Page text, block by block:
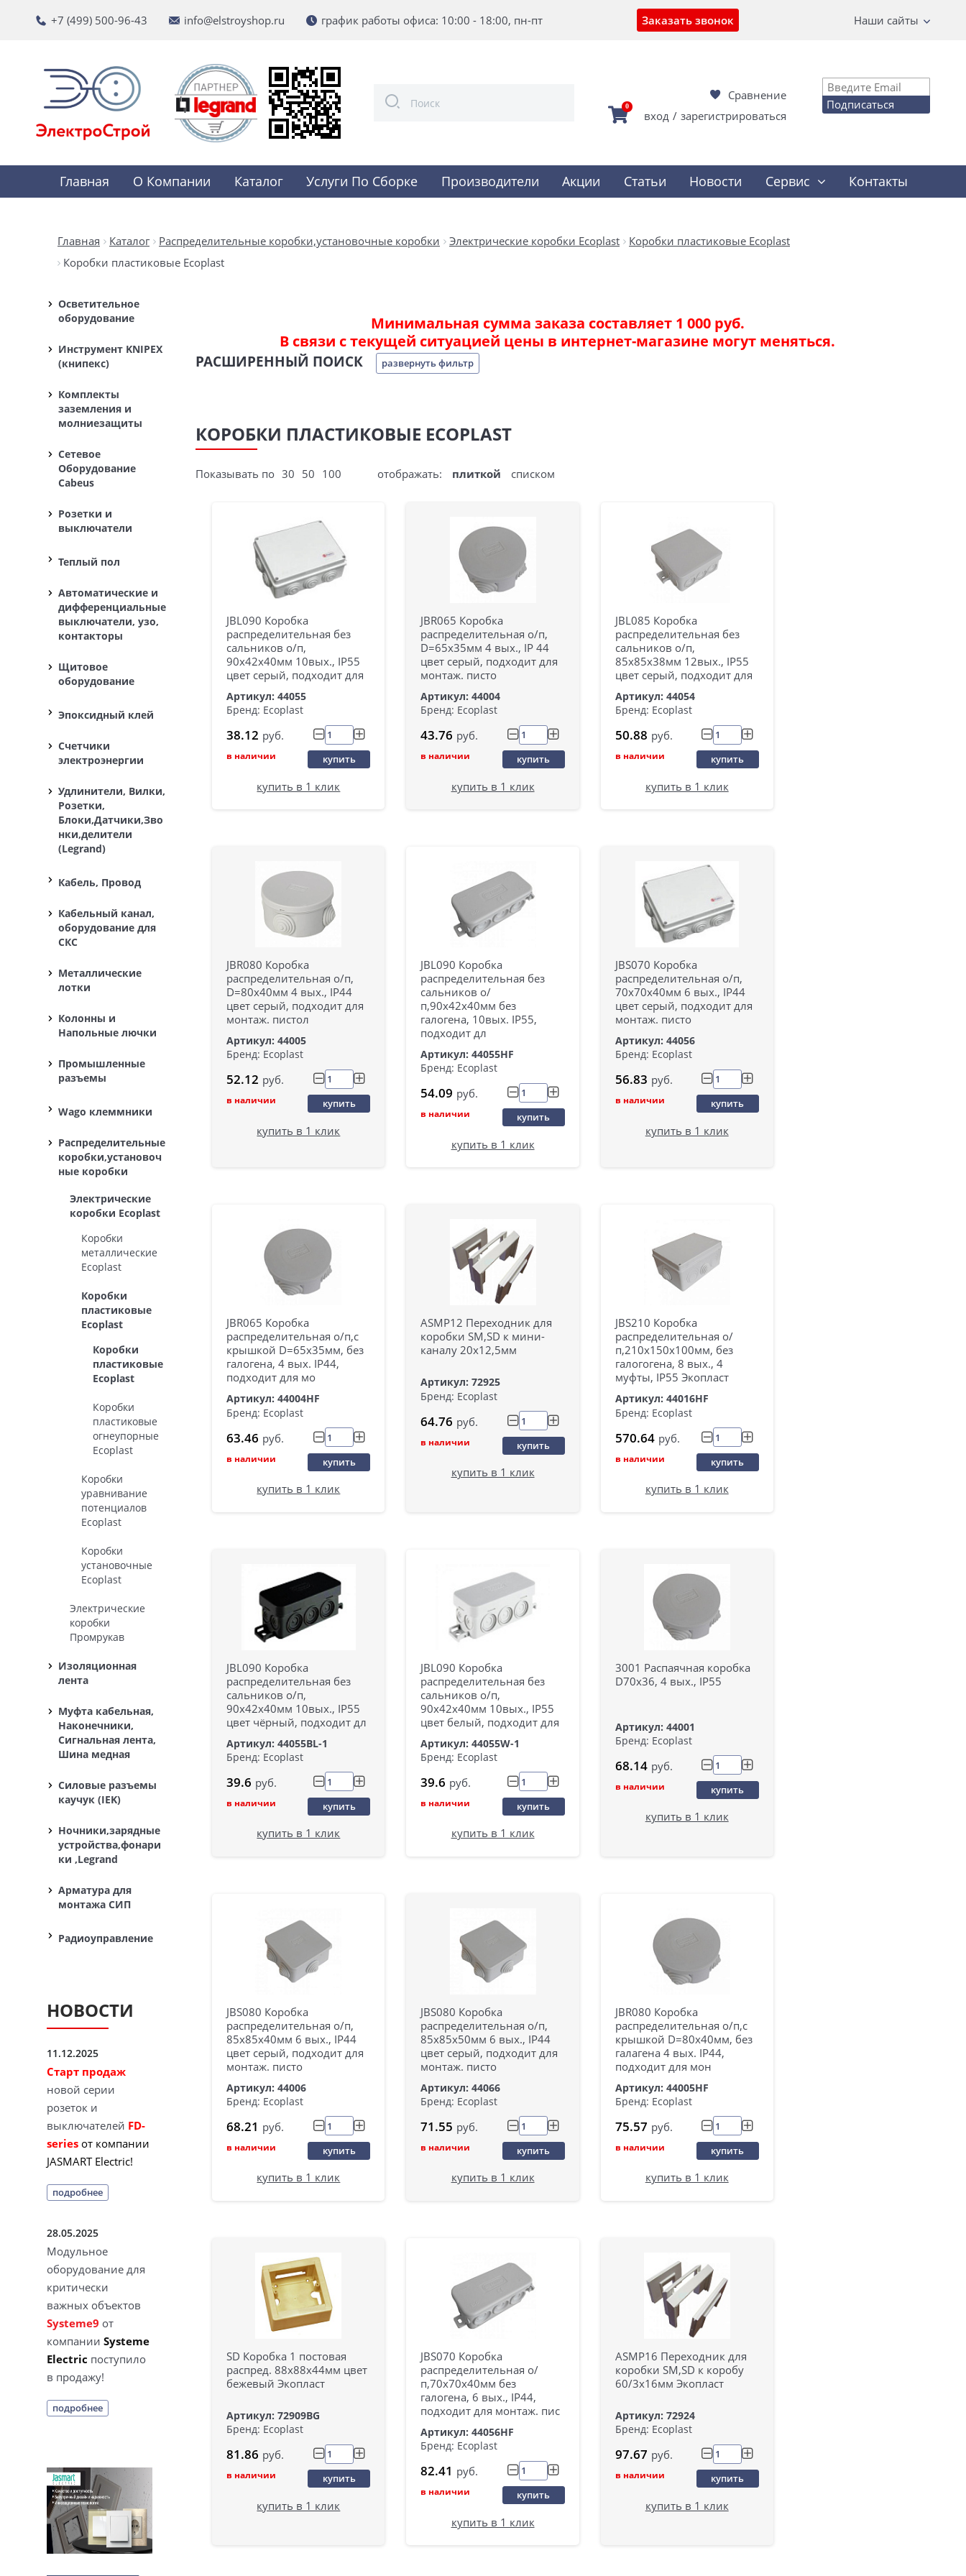
+7 (499) 500-96-43 info@elstroyshop.ru график работы офиса: 10:00 - 18:00, пн-пт Заказать звонок Наши сайты
Сравнение
0
вход / зарегистрироваться
Подписаться
Главная О Компании Каталог Услуги По Сборке Производители Акции Статьи Новости Сервис Контакты
Главная Каталог Распределительные коробки,установочные коробки Электрические коробки Ecoplast
Коробки пластиковые Ecoplast
Коробки пластиковые Ecoplast
Осветительное
оборудование
Инструмент KNIPEX
(книпекс)
Комплекты
заземления и
молниезащиты
Сетевое
Оборудование
Cabeus
Розетки и
выключатели
Теплый пол
Автоматические и
дифференциальные
выключатели, узо,
контакторы
Щитовое
оборудование
Эпоксидный клей
Счетчики
электроэнергии
Удлинители, Вилки,
Розетки,
Блоки,Датчики,Зво
нки,делители
(Legrand)
Кабель, Провод
Кабельный канал,
оборудование для
СКС
Металлические
лотки
Колонны и
Напольные лючки
Промышленные
разъемы
Wago клеммники
Распределительные
коробки,установоч
ные коробки
Электрические
коробки Ecoplast
Коробки
металлические
Ecoplast
Коробки
пластиковые
Ecoplast
Коробки
пластиковые
Ecoplast
Коробки
пластиковые
огнеупорные
Ecoplast
Коробки
уравнивание
потенциалов
Ecoplast
Коробки
установочные
Ecoplast
Электрические
коробки
Промрукав
Изоляционная
лента
Муфта кабельная,
Наконечники,
Сигнальная лента,
Шина медная
Силовые разъемы
каучук (IEK)
Ночники,зарядные
устройства,фонари
ки ,Legrand
Арматура для
монтажа СИП
Радиоуправление
НОВОСТИ
11.12.2025
Старт продаж
новой серии
розеток и
выключателей FD-
series от компании
JASMART Electric!
подробнее
28.05.2025
Модульное
оборудование для
критически
важных объектов
Systeme9 от
компании Systeme
Electric поступило
в продажу!
подробнее
Минимальная сумма заказа составляет 1 000 руб.
В связи с текущей ситуацией цены в интернет-магазине могут меняться.
РАСШИРЕННЫЙ ПОИСК развернуть фильтр
КОРОБКИ ПЛАСТИКОВЫЕ ECOPLAST
Показывать по 30 50 100 отображать: плиткой списком
JBL090 Коробка
распределительная без
сальников о/п,
90х42х40мм 10вых., IP55
цвет серый, подходит для
Артикул: 44055
Бренд: Ecoplast
38.12 руб.
в наличии купить
купить в 1 клик
JBR065 Коробка
распределительная о/п,
D=65х35мм 4 вых., IP 44
цвет серый, подходит для
монтаж. писто
Артикул: 44004
Бренд: Ecoplast
43.76 руб.
в наличии купить
купить в 1 клик
JBL085 Коробка
распределительная без
сальников о/п,
85х85х38мм 12вых., IP55
цвет серый, подходит для
Артикул: 44054
Бренд: Ecoplast
50.88 руб.
в наличии купить
купить в 1 клик
JBR080 Коробка
распределительная о/п,
D=80х40мм 4 вых., IP44
цвет серый, подходит для
монтаж. пистол
Артикул: 44005
Бренд: Ecoplast
52.12 руб.
в наличии купить
купить в 1 клик
JBL090 Коробка
распределительная без
сальников о/
п,90х42х40мм без
галогена, 10вых. IP55,
подходит дл
Артикул: 44055HF
Бренд: Ecoplast
54.09 руб.
в наличии купить
купить в 1 клик
JBS070 Коробка
распределительная о/п,
70х70х40мм 6 вых., IP44
цвет серый, подходит для
монтаж. писто
Артикул: 44056
Бренд: Ecoplast
56.83 руб.
в наличии купить
купить в 1 клик
JBR065 Коробка
распределительная о/п,с
крышкой D=65х35мм, без
галогена, 4 вых. IP44,
подходит для мо
Артикул: 44004HF
Бренд: Ecoplast
63.46 руб.
в наличии купить
купить в 1 клик
ASMP12 Переходник для
коробки SM,SD к мини-
каналу 20х12,5мм
Артикул: 72925
Бренд: Ecoplast
64.76 руб.
в наличии купить
купить в 1 клик
JBS210 Коробка
распределительная о/
п,210х150х100мм, без
галогогена, 8 вых., 4
муфты, IP55 Экопласт
Артикул: 44016HF
Бренд: Ecoplast
570.64 руб.
в наличии купить
купить в 1 клик
JBL090 Коробка
распределительная без
сальников о/п,
90х42х40мм 10вых., IP55
цвет чёрный, подходит дл
Артикул: 44055BL-1
Бренд: Ecoplast
39.6 руб.
в наличии купить
купить в 1 клик
JBL090 Коробка
распределительная без
сальников о/п,
90х42х40мм 10вых., IP55
цвет белый, подходит для
Артикул: 44055W-1
Бренд: Ecoplast
39.6 руб.
в наличии купить
купить в 1 клик
3001 Распаячная коробка
D70x36, 4 вых., IP55
Артикул: 44001
Бренд: Ecoplast
68.14 руб.
в наличии купить
купить в 1 клик
JBS080 Коробка
распределительная о/п,
85х85х40мм 6 вых., IP44
цвет серый, подходит для
монтаж. писто
Артикул: 44006
Бренд: Ecoplast
68.21 руб.
в наличии купить
купить в 1 клик
JBS080 Коробка
распределительная о/п,
85х85х50мм 6 вых., IP44
цвет серый, подходит для
монтаж. писто
Артикул: 44066
Бренд: Ecoplast
71.55 руб.
в наличии купить
купить в 1 клик
JBR080 Коробка
распределительная о/п,с
крышкой D=80х40мм, без
галагена 4 вых. IP44,
подходит для мон
Артикул: 44005HF
Бренд: Ecoplast
75.57 руб.
в наличии купить
купить в 1 клик
SD Коробка 1 постовая
распред. 88x88x44мм цвет
бежевый Экопласт
Артикул: 72909BG
Бренд: Ecoplast
81.86 руб.
в наличии купить
купить в 1 клик
JBS070 Коробка
распределительная о/
п,70х70х40мм без
галогена, 6 вых., IP44,
подходит для монтаж. пис
Артикул: 44056HF
Бренд: Ecoplast
82.41 руб.
в наличии купить
купить в 1 клик
ASMP16 Переходник для
коробки SM,SD к коробу
60/3х16мм Экопласт
Артикул: 72924
Бренд: Ecoplast
97.67 руб.
в наличии купить
купить в 1 клик